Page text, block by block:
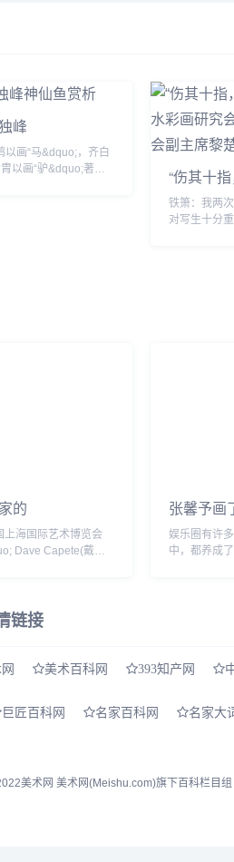
峰
画“马&dquo;，齐白
以画“驴&dquo;著称
“伤其十
铁箫：我两
对写生十分
的
海国际艺术博览会
Dave Capete(戴夫
张馨予画
娱乐圈有许
中，都养成
链接
美术百科网 393知产网
巨匠百科网 名家百科网 名家大
美术网 美术网(Meishu.com)旗下百科栏目组